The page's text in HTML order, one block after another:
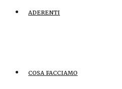
ADERENTI
COSA FACCIAMO